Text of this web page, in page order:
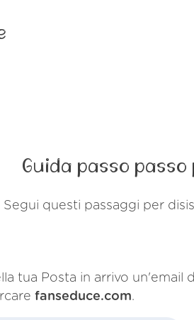
Guida passo
Segui questi passaggi per
tua Posta in arrivo un'email
fanseduce.com.